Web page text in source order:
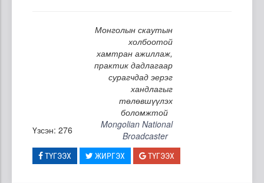
Монголын скаутын
холбоотой
хамтран ажиллаж,
практик дадлагаар
сурагчдад эерэг
хандлагыг
төлөвшүүлэх
боломжтой
Үзсэн: 276
Mongolian National
Broadcaster
ТҮГЭЭХ ЖИРГЭХ ТҮГЭЭХ